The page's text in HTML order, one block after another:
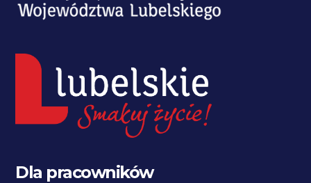
Dla pracowników